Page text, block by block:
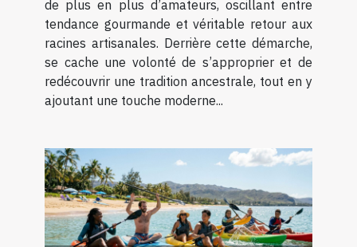
de plus en plus d’amateurs, oscillant entre
tendance gourmande et véritable retour aux
racines artisanales. Derrière cette démarche,
se cache une volonté de s’approprier et de
redécouvrir une tradition ancestrale, tout en y
ajoutant une touche moderne...